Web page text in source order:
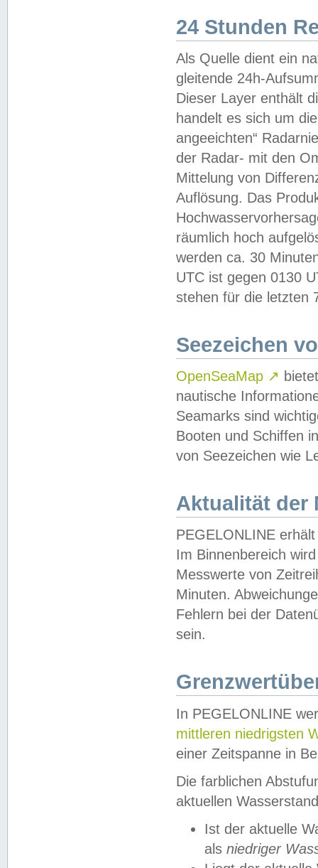
24 Stunden
Als Quelle dient ein
gleitende 24h-
Dieser Layer enthält
handelt es sich um
angeeichten“
der Radar- mit den
Mittelung von
Auflösung. Das
räumlich hoch
werden ca. 30
UTC ist gegen 0130
stehen für die letzten
Seezeichen
OpenSeaMap ↗
nautische
Seamarks sind
Booten und Schiffen
von Seezeichen wie
Aktualität der
PEGELONLINE
Im Binnenbereich
Messwerte von
Minuten.
Fehlern bei der
sein.
In PEGELONLINE
mittleren niedrigsten
einer Zeitspanne in
Die farblichen
aktuellen
Ist der aktuelle
als niedriger